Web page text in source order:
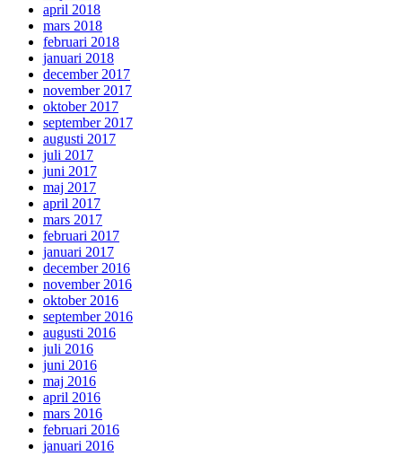
april 2018
mars 2018
februari 2018
januari 2018
december 2017
november 2017
oktober 2017
september 2017
augusti 2017
juli 2017
juni 2017
maj 2017
april 2017
mars 2017
februari 2017
januari 2017
december 2016
november 2016
oktober 2016
september 2016
augusti 2016
juli 2016
juni 2016
maj 2016
april 2016
mars 2016
februari 2016
januari 2016